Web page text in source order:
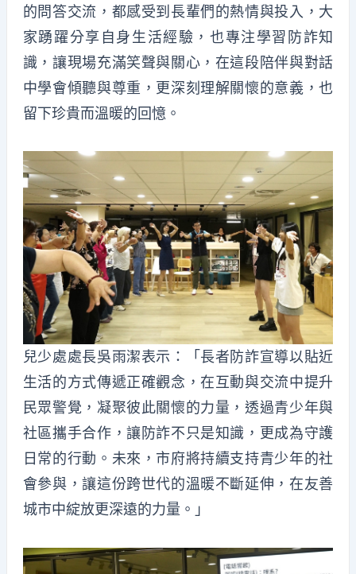
的問答交流，都感受到長輩們的熱情與投入，大
家踴躍分享自身生活經驗，也專注學習防詐知
識，讓現場充滿笑聲與關心，在這段陪伴與對話
中學會傾聽與尊重，更深刻理解關懷的意義，也
留下珍貴而溫暖的回憶。
兒少處處長吳雨潔表示：「長者防詐宣導以貼近
生活的方式傳遞正確觀念，在互動與交流中提升
民眾警覺，凝聚彼此關懷的力量，透過青少年與
社區攜手合作，讓防詐不只是知識，更成為守護
日常的行動。未來，市府將持續支持青少年的社
會參與，讓這份跨世代的溫暖不斷延伸，在友善
城市中綻放更深遠的力量。」